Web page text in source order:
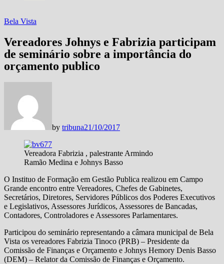
Bela Vista
Vereadores Johnys e Fabrizia participam
de seminário sobre a importância do
orçamento publico
by tribuna21/10/2017
Vereadora Fabrizia , palestrante Armindo
Ramão Medina e Johnys Basso
O Instituo de Formação em Gestão Publica realizou em Campo
Grande encontro entre Vereadores, Chefes de Gabinetes,
Secretários, Diretores, Servidores Públicos dos Poderes Executivos
e Legislativos, Assessores Jurídicos, Assessores de Bancadas,
Contadores, Controladores e Assessores Parlamentares.
Participou do seminário representando a câmara municipal de Bela
Vista os vereadores Fabrizia Tinoco (PRB) – Presidente da
Comissão de Finanças e Orçamento e Johnys Hemory Denis Basso
(DEM) – Relator da Comissão de Finanças e Orçamento.